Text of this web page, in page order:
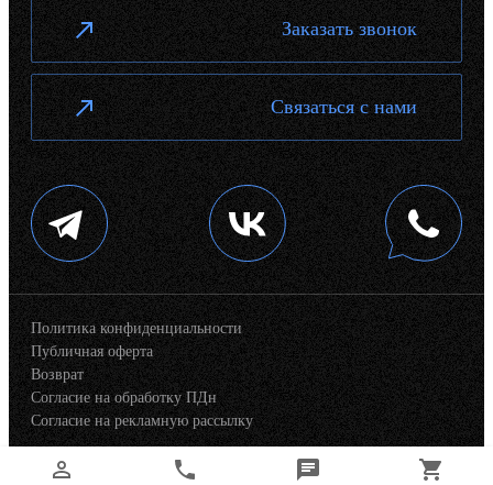
Заказать звонок
Связаться с нами
Политика конфиденциальности
Публичная оферта
Возврат
Согласие на обработку ПДн
Согласие на рекламную рассылку